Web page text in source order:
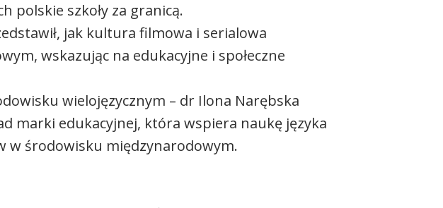
polskie szkoły za granicą.
jak kultura filmowa i serialowa
wskazując na edukacyjne i społeczne
wielojęzycznym – dr Ilona Narębska
marki edukacyjnej, która wspiera naukę języka
w środowisku międzynarodowym.